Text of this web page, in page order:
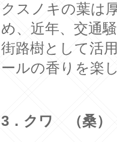
クスノキの葉は
め、近年、交通
街路樹として活
ールの香りを楽
3．クワ （桑）